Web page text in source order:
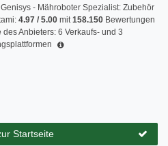
Genisys - Mähroboter Spezialist: Zubehör
4.97/ 5.00mit158.150 Bewertungen
Anbieters: 6 Verkaufs- und 3
Startseite